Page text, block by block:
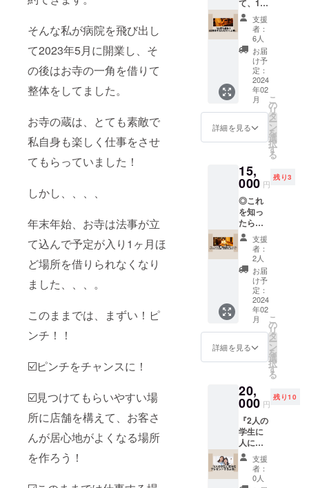
そんな私が病院を飛び出し
て2023年5月に開業し、そ
の後はお寺の一角を借りて
整体をしてました。
お寺の蔵は、とても素敵で
私自身も楽しく仕事をさせ
てもらっていました！
しかし、、、、
年末年始、お寺は法事が立
て込んで予定が入り1ヶ月ほ
ど場所を借りられなくなり
ました、、、。
このままでは、まずい！ピ
ンチ！！
☑️ピンチをチャンスに！
☑️見つけてもらいやすい場
所に店舗を構えて、お客さ
んが居心地がよくなる場所
を作ろう！
て、1回
施術を
受けに
行くよ
券』 ◎
公式
LINEか
ら、ク
ラファ
ンの方
専用の
メ
ニュー
予約お
願いし
ます。
◎クラ
ファン
限定の
メ
ニュー
を選択
は、
2024年
2月から
ご利用
可能に
なりま
す。 ◎
施術の
のメー
ルをご
せて頂
きます
のでご
準備を
お願い
しま
支援
者：
6人
お届
け予
定：
2024
年02
月
詳細を見る
こ
の
リ
タ
ー
ン
を
選
択
す
る
15,
000 円
残り3
◎これ
を知っ
たら５
万円は
節約で
る！っ
とお得
な内容
をお話
してい
きま
す！
知って
いる
の差
は、大
きいで
す！ ◎
本格始
動から
たった
3ヶ月
で、レ
支援
者：
2人
お届
け予
定：
2024
年02
月
詳細を見る
こ
の
リ
タ
ー
ン
を
選
択
す
る
20,
000 円
残り10
『2人の
学生に
人に整
体をプ
レゼン
トする
支援
者：
0人